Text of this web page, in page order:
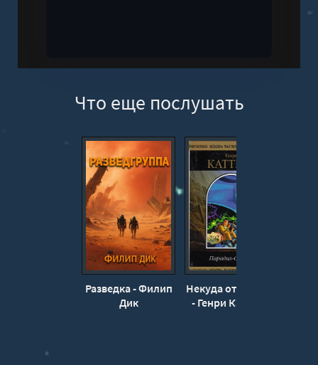
Что еще послушать
Разведка - Филип
Дик
Некуда отступать
- Генри Каттнер